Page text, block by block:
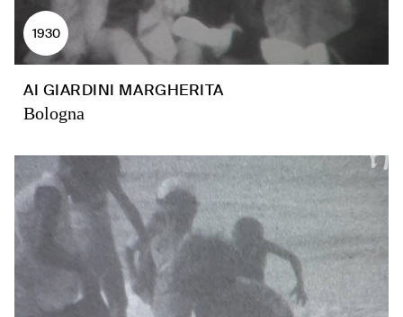
1930
AI GIARDINI MARGHERITA
Bologna